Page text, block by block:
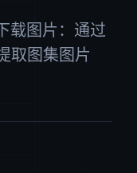
载图片：通过
取图集图片